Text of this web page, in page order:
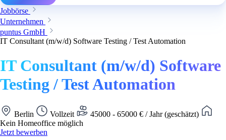
Jobbörse
Unternehmen
puntus GmbH
IT Consultant (m/w/d) Software Testing / Test Automation
IT Consultant (m/w/d) Software
Testing / Test Automation
Berlin Vollzeit
45000 - 65000 € / Jahr (geschätzt)
Kein Homeoffice möglich
Jetzt bewerben